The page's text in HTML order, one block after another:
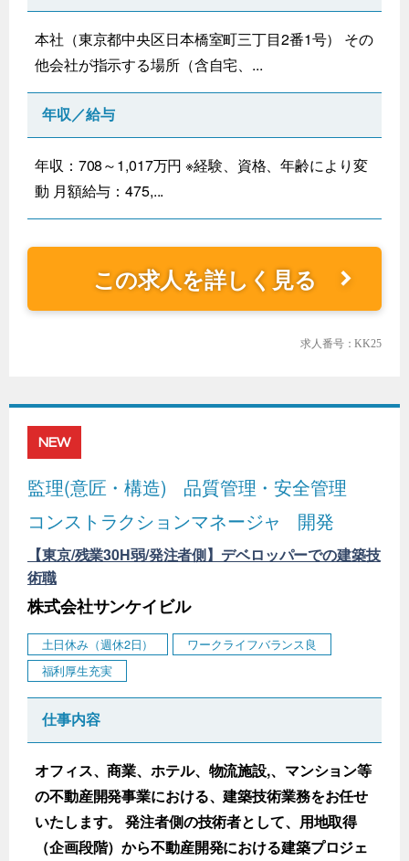
本社（東京都中央区日本橋室町三丁目2番1号） その
他会社が指示する場所（含自宅、...
年収／給与
年収：708～1,017万円 ※経験、資格、年齢により変
動 月額給与：475,...
この求人を詳しく見る
求人番号：KK25
NEW
監理(意匠・構造)
品質管理・安全管理
コンストラクションマネージャ
開発
【東京/残業30H弱/発注者側】デベロッパーでの建築技
術職
株式会社サンケイビル
土日休み（週休2日）
ワークライフバランス良
福利厚生充実
仕事内容
オフィス、商業、ホテル、物流施設,、マンション等
の不動産開発事業における、建築技術業務をお任せ
いたします。 発注者側の技術者として、用地取得
（企画段階）から不動産開発における建築プロジェ